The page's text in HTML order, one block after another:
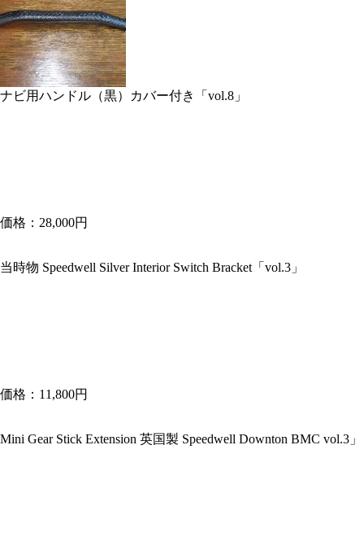
ナビ用ハンドル（黒）カバー付き「vol.8」
価格：28,000円
当時物 Speedwell Silver Interior Switch Bracket「vol.3」
価格：11,800円
Mini Gear Stick Extension 英国製 Speedwell Downton BMC vol.3」